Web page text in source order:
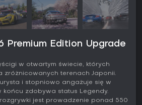
Premium Edition Upgrade
w otwartym świecie, których
zróżnicowanych terenach Japonii.
i stopniowo angażuje się w
końcu zdobywa status Legendy.
rozgrywki jest prowadzenie ponad 550